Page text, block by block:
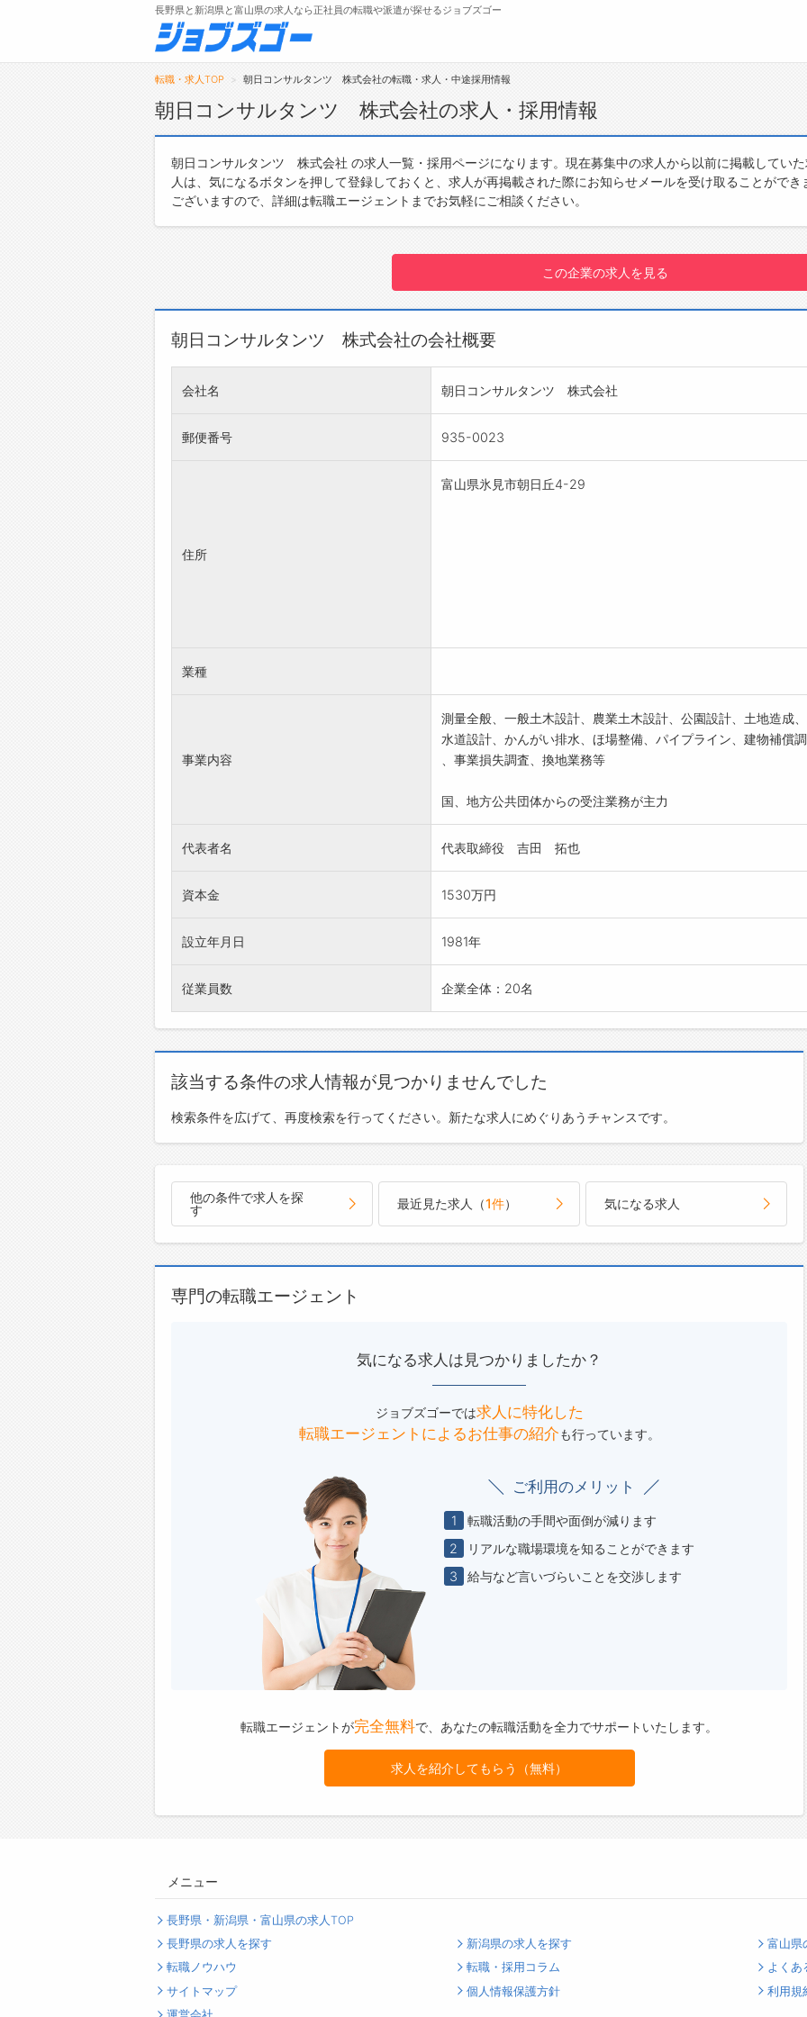
トップ
転職ノウハウ(応募書類の書き方・面接対策な
ど)
転職・採用コラム
長野県と新潟県と富山県の求人なら正社員の転職や派遣が探せるジョブズゴー
転職・求人TOP 朝日コンサルタンツ 株式会社の転職・求人・中途採用情報
朝日コンサルタンツ 株式会社の求人・採用情報
朝日コンサルタンツ 株式会社 の求人一覧・採用ページになります。現在募集中の求人から以前に掲載してい
人は、気になるボタンを押して登録しておくと、求人が再掲載された際にお知らせメールを受け取ることがで
ございますので、詳細は転職エージェントまでお気軽にご相談ください。
この企業の求人を見る
朝日コンサルタンツ 株式会社の会社概要
会社名 朝日コンサルタンツ 株式会社
郵便番号 935-0023
住所
富山県氷見市朝日丘4-29
業種
事業内容
測量全般、一般土木設計、農業土木設計、公園設計、土地造成
水道設計、かんがい排水、ほ場整備、パイプライン、建物補償
、事業損失調査、換地業務等
国、地方公共団体からの受注業務が主力
代表者名 代表取締役 吉田 拓也
資本金 1530万円
設立年月日 1981年
従業員数 企業全体：20名
該当する条件の求人情報が見つかりませんでした
検索条件を広げて、再度検索を行ってください。新たな求人にめぐりあうチャンスです。
他の条件で求人を探
す
最近見た求人（1件） 気になる求人
専門の転職エージェント
気になる求人は見つかりましたか？
ジョブズゴーでは求人に特化した
転職エージェントによるお仕事の紹介も行っています。
ご利用のメリット
1
転職活動の手間や面倒が減ります
2
リアルな職場環境を知ることができます
3
給与など言いづらいことを交渉します
転職エージェントが完全無料で、 あなたの転職活動を全力でサポートいたします。
求人を紹介してもらう（無料）
メニュー
長野県・新潟県・富山県の求人TOP
長野県の求人を探す
新潟県の求人を探す
富山県
転職ノウハウ
転職・採用コラム
よくあ
サイトマップ
個人情報保護方針
利用規